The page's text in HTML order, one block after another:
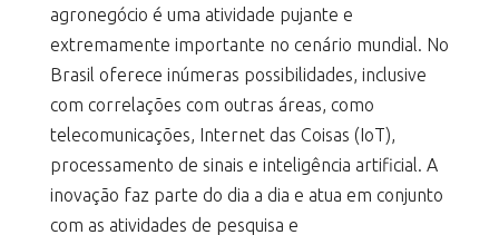
agronegócio é uma atividade pujante e
extremamente importante no cenário mundial. No
Brasil oferece inúmeras possibilidades, inclusive
com correlações com outras áreas, como
telecomunicações, Internet das Coisas (IoT),
processamento de sinais e inteligência artificial. A
inovação faz parte do dia a dia e atua em conjunto
com as atividades de pesquisa e